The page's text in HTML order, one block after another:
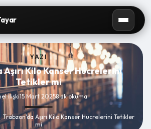
YAZI
Aşırı Kilo Kanser Hücrelerini
Tetikler mi
İlişki15 Mart 20258 dk okuma
Trabzon'da Aşırı Kilo Kanser Hücrelerini Tetikler
mi